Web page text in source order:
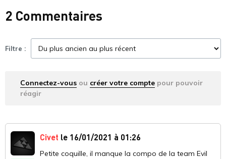
2 Commentaires
Filtre :
Connectez-vous ou créer votre compte pour pouvoir
réagir
Civet le 16/01/2021 à 01:26
Petite coquille, il manque la compo de la team Evil